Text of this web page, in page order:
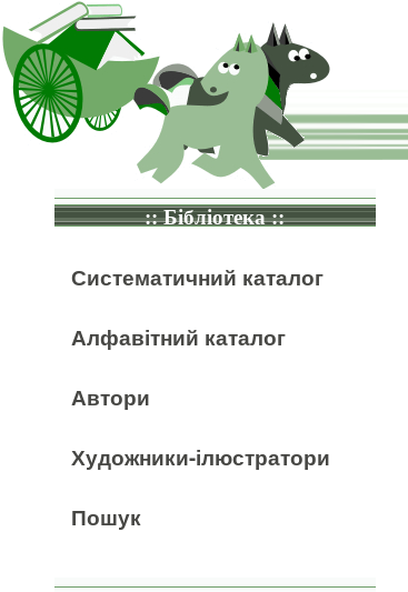
:: Бібліотека ::
Систематичний каталог
Алфавітний каталог
Автори
Художники-ілюстратори
Пошук